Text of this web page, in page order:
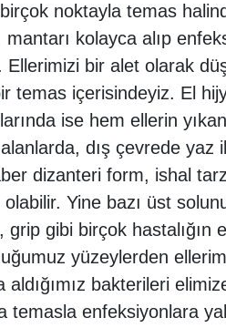
noktayla temas
mantarı kolayca alıp
Ellerimizi bir alet olarak
temas içerisindeyiz. El
ise hem ellerin
dış çevrede yaz
dizanteri form, ishal
olabilir. Yine bazı üst
grip gibi birçok hastalığın
yüzeylerden
aldığımız bakterileri
temasla enfeksiyonlara